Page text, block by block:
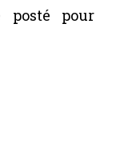
posté pour